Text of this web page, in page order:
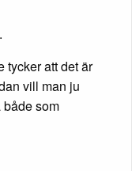
tycker att det är
vill man ju
både som